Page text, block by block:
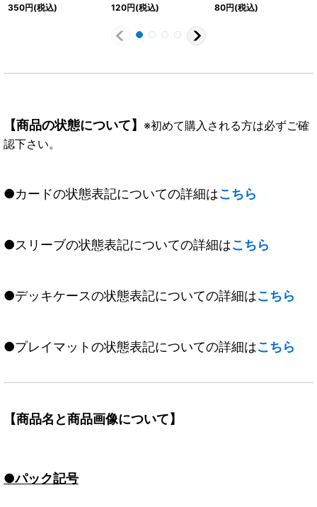
クレーヴ【R-SEC】
{BS66-047}《青》
350円(税込)
047}《青》
120円(税込)
090}《青》
80円(税込)
【商品の状態について】 ※初めて購入される方は必ずご確
認下さい。
●カードの状態表記についての詳細はこちら
●スリーブの状態表記についての詳細はこちら
●デッキケースの状態表記についての詳細はこちら
●プレイマットの状態表記についての詳細はこちら
【商品名と商品画像について】
●パック記号